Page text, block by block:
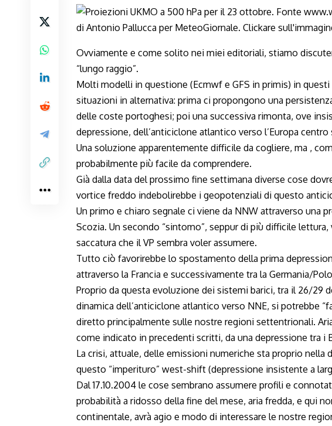
Ovviamente e come solito nei miei editoriali, stiamo
“lungo raggio”.
Molti modelli in questione (Ecmwf e GFS in primis) in
situazioni in alternativa: prima ci propongono una
delle coste portoghesi; poi una successiva rimonta, ove
depressione, dell’anticiclone atlantico verso l’Europa
Una soluzione apparentemente difficile da cogliere, ma ,
probabilmente più facile da comprendere.
Già dalla data del prossimo fine settimana diverse cose
vortice freddo indebolirebbe i geopotenziali di questo
Un primo e chiaro segnale ci viene da NNW attraverso una
Scozia. Un secondo “sintomo”, seppur di più difficile
saccatura che il VP sembra voler assumere.
Tutto ciò favorirebbe lo spostamento della prima
attraverso la Francia e successivamente tra la Germania/
Proprio da questa evoluzione dei sistemi barici, tra il 26/29
dinamica dell’anticiclone atlantico verso NNE, si potrebbe
diretto principalmente sulle nostre regioni settentrionali.
come indicato in precedenti scritti, da una depressione tra i
La crisi, attuale, delle emissioni numeriche sta proprio nella
questo “imperituro” west-shift (depressione insistente a
Dal17.10.2004 le cose sembrano assumere profili e
probabilità a ridosso della fine del mese, aria fredda, e qui
continentale, avrà agio e modo di interessare le nostre